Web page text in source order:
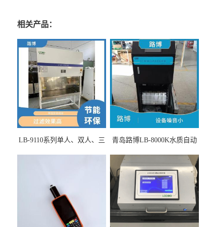
相关产品：
LB-9110系列单人、双人、三
青岛路博LB-8000K水质自动